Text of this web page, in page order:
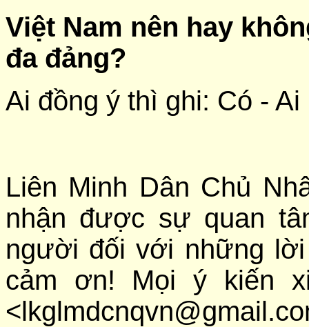
Việt Nam nên hay
đa đảng?
Ai đồng ý thì ghi: Có -
Liên Minh Dân Chủ
nhận được sự quan
người đối với những
cảm ơn! Mọi ý kiến